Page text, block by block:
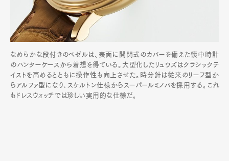
なめらかな段付きのベゼルは、表面に開閉式のカバーを備えた懐中時計
のハンターケースから着想を得ている。大型化したリュウズはクラシックテ
イストを高めるとともに操作性も向上させた。時分針は従来のリーフ型か
らアルファ型になり､スケルトン仕様からスーパールミノバを採用する｡これ
もドレスウォッチでは珍しい実用的な仕様だ｡